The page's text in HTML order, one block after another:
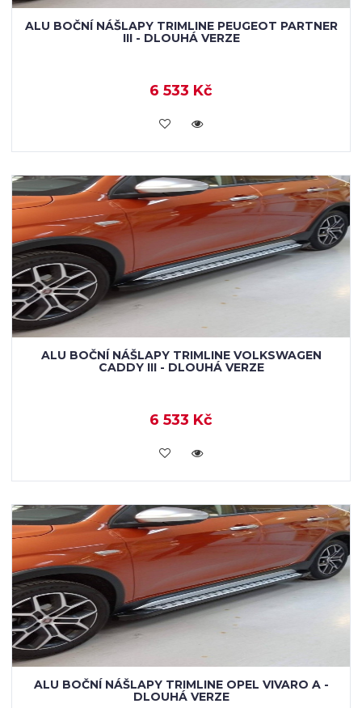
ALU BOČNÍ NÁŠLAPY TRIMLINE PEUGEOT PARTNER
III - DLOUHÁ VERZE
6 533 Kč
KOUPIT
ALU BOČNÍ NÁŠLAPY TRIMLINE VOLKSWAGEN
CADDY III - DLOUHÁ VERZE
6 533 Kč
KOUPIT
ALU BOČNÍ NÁŠLAPY TRIMLINE OPEL VIVARO A -
DLOUHÁ VERZE